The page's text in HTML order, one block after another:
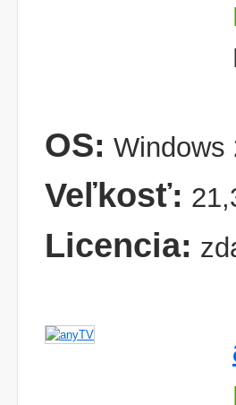
OS: Windows
Veľkosť:
Licencia: